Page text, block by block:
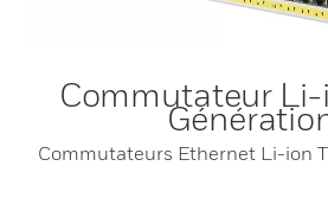
Commutateur Li-
Commutateurs Ethernet Li-ion